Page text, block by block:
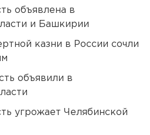
объявлена в
и Башкирии
казни в России сочли
объявили в
угрожает Челябинской